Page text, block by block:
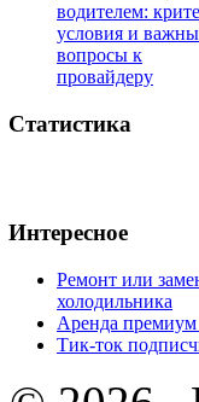
водителем:
условия и
вопросы к
провайдеру
Статистика
Интересное
Ремонт или
холодильника
Аренда премиум
Тик-ток